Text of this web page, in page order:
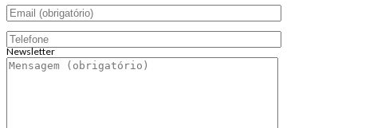
Newsletter
Endereço de email: